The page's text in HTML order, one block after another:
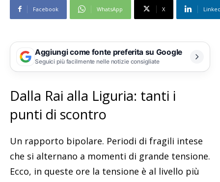
Facebook WhatsApp X
Aggiungi come fonte preferita su Google
Seguici più facilmente nelle notizie consigliate
Dalla Rai alla Liguria: tanti i
punti di scontro
Un rapporto bipolare. Periodi di fragili intese
che si alternano a momenti di grande tensione.
Ecco, in queste ore la tensione è al livello più